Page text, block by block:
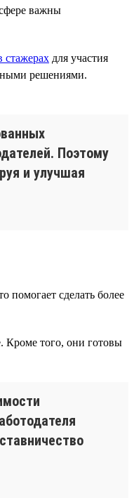
важны
стажерах для участия
решениями.
Поэтому
и улучшая
помогает сделать более
Кроме того, они готовы